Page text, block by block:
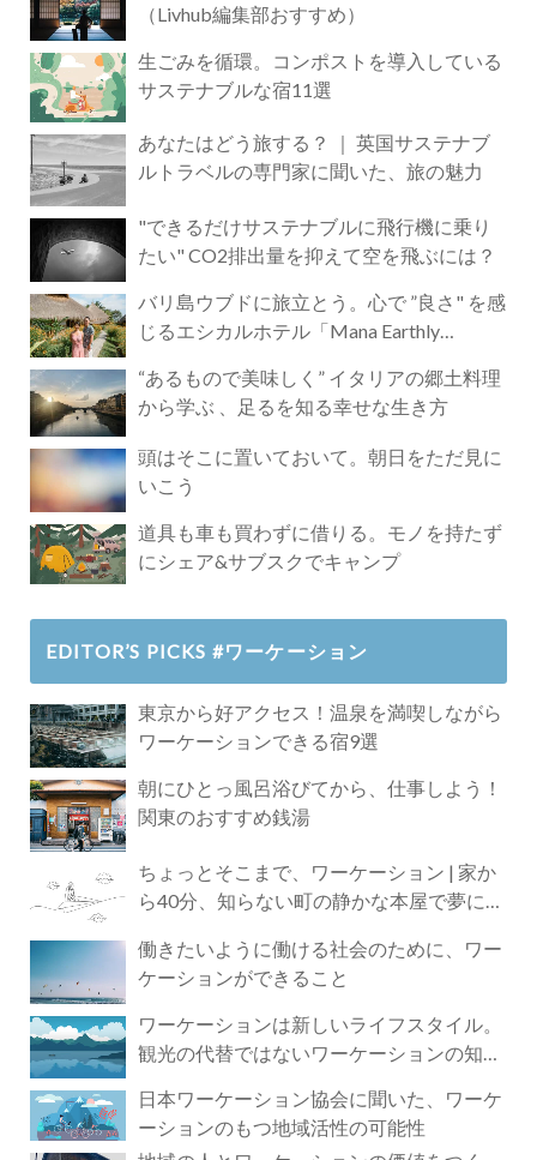
（Livhub編集部おすすめ）
生ごみを循環。コンポストを導入している
サステナブルな宿11選
あなたはどう旅する？ ｜ 英国サステナブ
ルトラベルの専門家に聞いた、旅の魅力
"できるだけサステナブルに飛行機に乗り
たい" CO2排出量を抑えて空を飛ぶには？
バリ島ウブドに旅立とう。心で ”良さ" を感
じるエシカルホテル「Mana Earthly
“あるもので美味しく” イタリアの郷土料理
から学ぶ 、足るを知る幸せな生き方
頭はそこに置いておいて。朝日をただ見に
いこう
道具も車も買わずに借りる。モノを持たず
にシェア&サブスクでキャンプ
EDITOR’S PICKS #ワーケーション
東京から好アクセス！温泉を満喫しながら
ワーケーションできる宿9選
朝にひとっ風呂浴びてから、仕事しよう！
関東のおすすめ銭湯
ちょっとそこまで、ワーケーション | 家か
ら40分、知らない町の静かな本屋で夢に近
働きたいように働ける社会のために、ワー
ケーションができること
ワーケーションは新しいライフスタイル。
観光の代替ではないワーケーションの知ら
日本ワーケーション協会に聞いた、ワーケ
ーションのもつ地域活性の可能性